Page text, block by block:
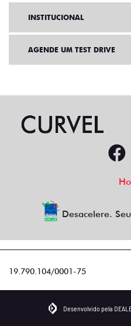
INSTITUCIONAL
AGENDE UM TEST DRIVE
Desacelere.
19.790.104/0001-75
Desenvolvido pela